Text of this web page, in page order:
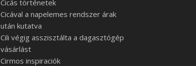
Cicás történetek
Cicával a napelemes rendszer árak
után kutatva
Cili végig asszisztálta a dagasztógép
vásárlást
Cirmos inspiraciók